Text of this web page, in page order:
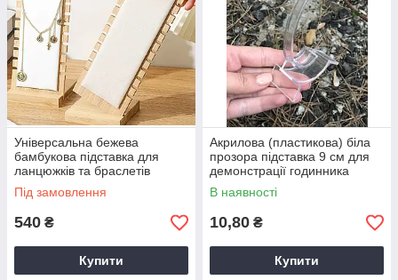
Універсальна бежева
бамбукова підставка для
ланцюжків та браслетів
Під замовлення
540 ₴
Купити
Акрилова (пластикова) біла
прозора підставка 9 см для
демонстрації годинника
В наявності
10,80 ₴
Купити